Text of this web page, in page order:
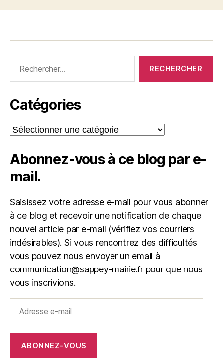
Catégories
Catégories
Abonnez-vous à ce blog par e-
mail.
Saisissez votre adresse e-mail pour vous abonner
à ce blog et recevoir une notification de chaque
nouvel article par e-mail (vérifiez vos courriers
indésirables). Si vous rencontrez des difficultés
vous pouvez nous envoyer un email à
communication@sappey-mairie.fr pour que nous
vous inscrivions.
mail
ABONNEZ-VOUS